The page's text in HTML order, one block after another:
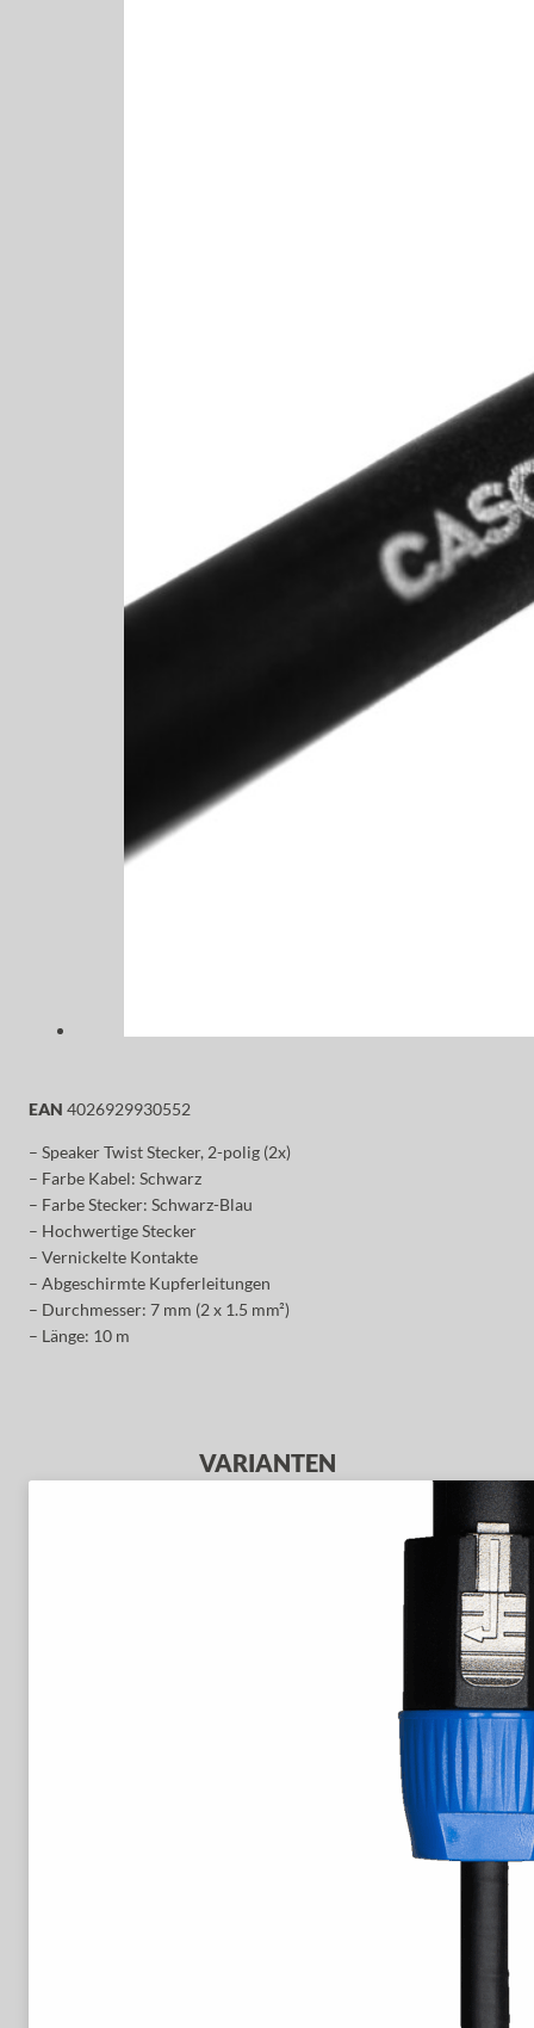
EAN 4026929930552
– Speaker Twist Stecker, 2-polig (2x)
– Farbe Kabel: Schwarz
– Farbe Stecker: Schwarz-Blau
– Hochwertige Stecker
– Vernickelte Kontakte
– Abgeschirmte Kupferleitungen
– Durchmesser: 7 mm (2 x 1.5 mm²)
– Länge: 10 m
VARIANTEN